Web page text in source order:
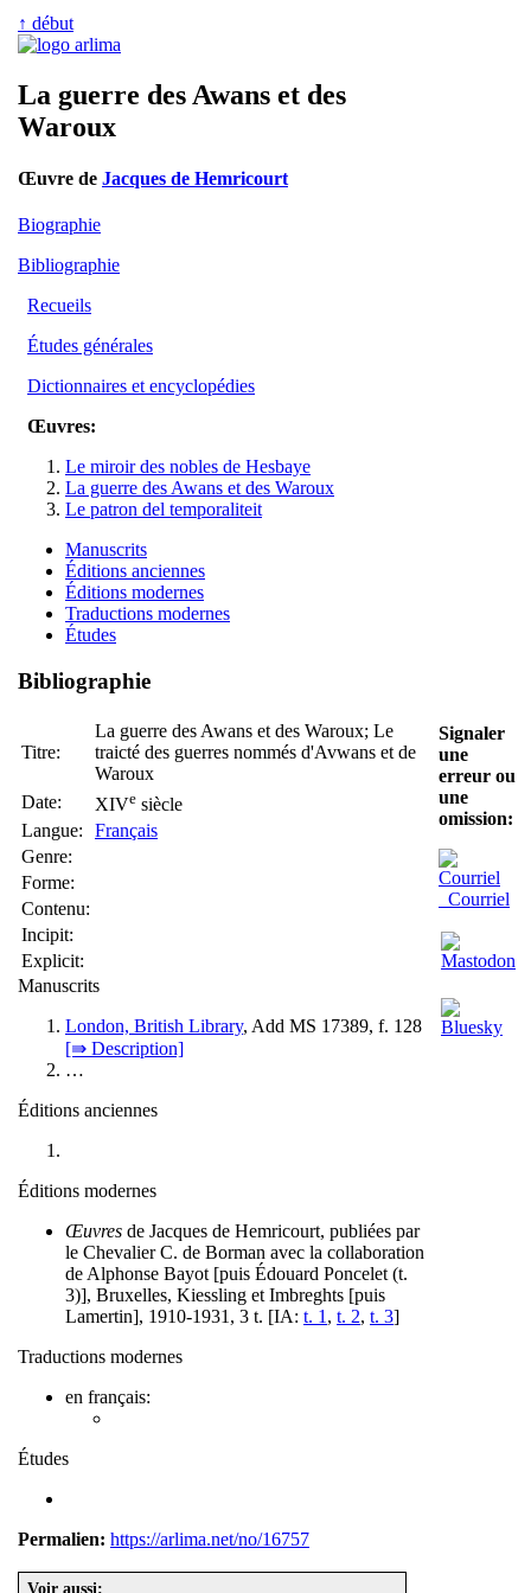
↑ début
La guerre des Awans et des
Waroux
Œuvre de Jacques de Hemricourt
Biographie
Bibliographie
Recueils
Études générales
Dictionnaires et encyclopédies
Œuvres:
Le miroir des nobles de Hesbaye
La guerre des Awans et des Waroux
Le patron del temporaliteit
Manuscrits
Éditions anciennes
Éditions modernes
Traductions modernes
Études
Bibliographie
Titre:
La guerre des Awans et des Waroux; Le
traicté des guerres nommés d'Avwans et de
Waroux
Date:
XIVe siècle
Langue:
Français
Genre:
Forme:
Contenu:
Incipit:
Explicit:
Manuscrits
London, British Library, Add MS 17389, f. 128
[⇛ Description]
…
Éditions anciennes
Éditions modernes
Œuvres de Jacques de Hemricourt, publiées par
le Chevalier C. de Borman avec la collaboration
de Alphonse Bayot [puis Édouard Poncelet (t.
3)], Bruxelles, Kiessling et Imbreghts [puis
Lamertin], 1910-1931, 3 t. [IA: t. 1 , t. 2, t. 3]
Traductions modernes
en français:
Études
Permalien: https://arlima.net/no/16757
Voir aussi:
Signaler
une
erreur ou
une
omission:
Courriel